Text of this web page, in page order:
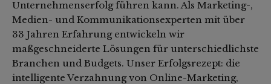
Unternehmenserfolg führen kann. Als Marketing-,
Medien- und Kommunikationsexperten mit über
33 Jahren Erfahrung entwickeln wir
maßgeschneiderte Lösungen für unterschiedlichste
Branchen und Budgets. Unser Erfolgsrezept: die
intelligente Verzahnung von Online-Marketing,